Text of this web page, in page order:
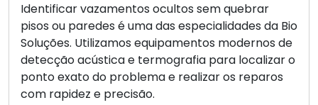
Identificar vazamentos ocultos sem quebrar
pisos ou paredes é uma das especialidades da Bio
Soluções. Utilizamos equipamentos modernos de
detecção acústica e termografia para localizar o
ponto exato do problema e realizar os reparos
com rapidez e precisão.